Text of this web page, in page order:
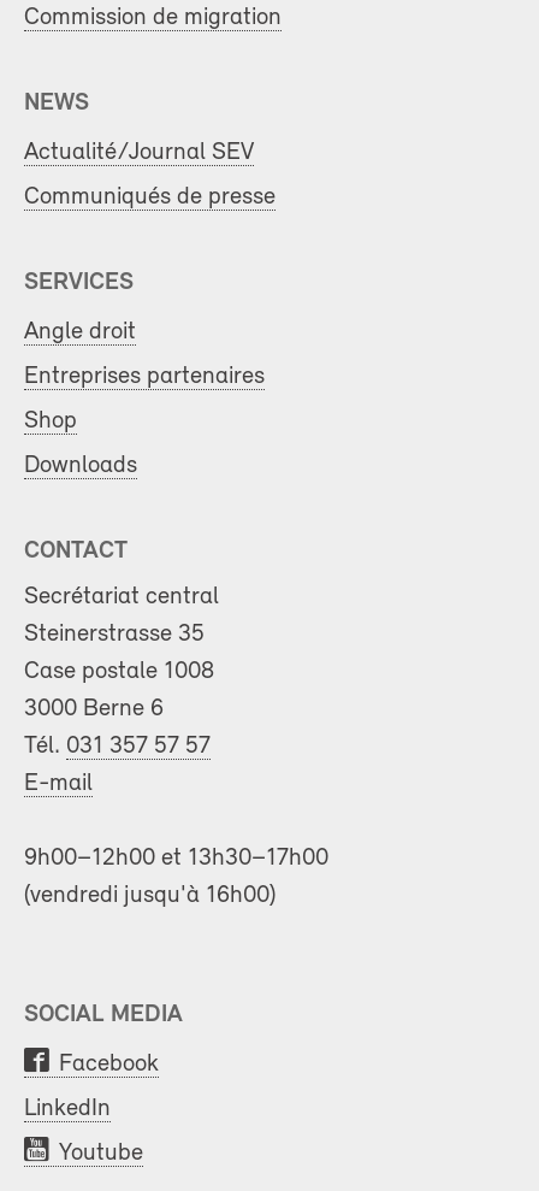
Commission de migration
NEWS
Actualité/Journal SEV
Communiqués de presse
SERVICES
Angle droit
Entreprises partenaires
Shop
Downloads
CONTACT
Secrétariat central
Steinerstrasse 35
Case postale 1008
3000 Berne 6
Tél. 031 357 57 57
E-mail
9h00–12h00 et 13h30–17h00
(vendredi jusqu'à 16h00)
SOCIAL MEDIA
Facebook
LinkedIn
Youtube